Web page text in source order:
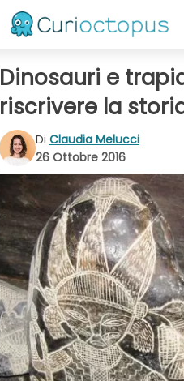
Dinosauri e
riscrivere la
Di Claudia Melucci
26 Ottobre 2016